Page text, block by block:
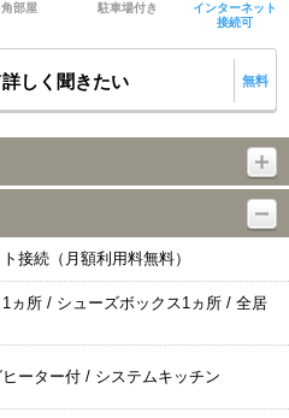
角部屋 駐車場付き
インターネット
接続可
しく聞きたい 無料
接続（月額利用料無料）
ヵ所 / シューズボックス1ヵ所 / 全居
ヒーター付 / システムキッチン